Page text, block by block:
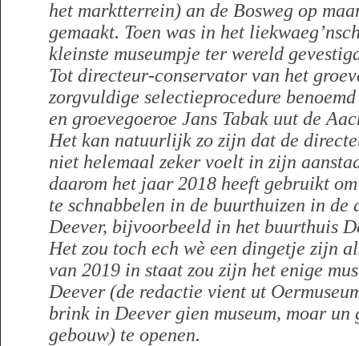
het marktterrein) an de Bosweg op
gemaakt. Toen was in het
kleinste museumpje ter wereld
Tot directeur-conservator van het
zorgvuldige selectieprocedure
en groevegoeroe Jans Tabak uut de
Het kan natuurlijk zo zijn dat de
niet helemaal zeker voelt in zijn
daarom het jaar 2018 heeft gebruikt
te schnabbelen in de buurthuizen in de
Deever, bijvoorbeeld in het buurthuis
Het zou toch ech wè een dingetje zijn
van 2019 in staat zou zijn het enige
Deever (de redactie vient ut
brink in Deever gien museum, moar un
gebouw) te openen.